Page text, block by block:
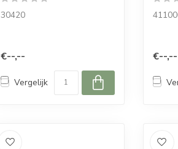
30420
€--,--
Vergelijk
€--,--